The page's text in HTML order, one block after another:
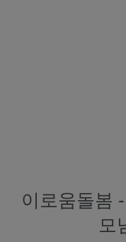
이로움돌봄
모